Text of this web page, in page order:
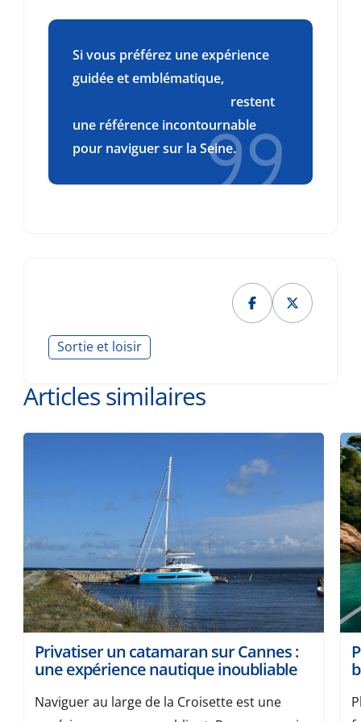
Si vous préférez une expérience
guidée et emblématique,
restent
une référence incontournable
pour naviguer sur la Seine.
Sortie et loisir
Articles similaires
Privatiser un catamaran sur Cannes :
une expérience nautique inoubliable
Naviguer au large de la Croisette est une